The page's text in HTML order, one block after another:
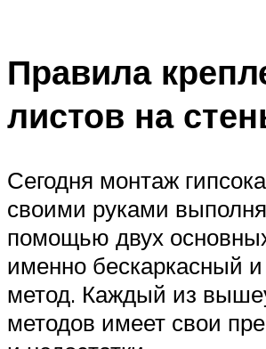
Правила
листов на
Сегодня монтаж
своими руками
помощью двух
именно бескаркасный
метод. Каждый из
методов имеет свои